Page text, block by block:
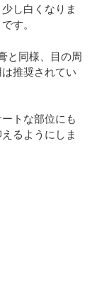
し白くなりま
す。
と同様、目の周
推奨されてい
トな部位にも
るようにしま